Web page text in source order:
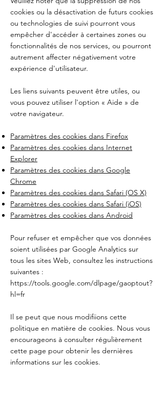
cookies ou la désactivation de futurs cookies
ou technologies de suivi pourront vous
empêcher d'accéder à certaines zones ou
fonctionnalités de nos services, ou pourront
autrement affecter négativement votre
expérience d'utilisateur.
Les liens suivants peuvent être utiles, ou
vous pouvez utiliser l'option « Aide » de
votre navigateur.
Paramètres des cookies dans Firefox
Paramètres des cookies dans Internet
Explorer
Paramètres des cookies dans Google
Chrome
Paramètres des cookies dans Safari (OS X)
Paramètres des cookies dans Safari (iOS)
Paramètres des cookies dans Android
Pour refuser et empêcher que vos données
soient utilisées par Google Analytics sur
tous les sites Web, consultez les instructions
suivantes :
https://tools.google.com/dlpage/gaoptout?
hl=fr
Il se peut que nous modifiions cette
politique en matière de cookies. Nous vous
encourageons à consulter régulièrement
cette page pour obtenir les dernières
informations sur les cookies.